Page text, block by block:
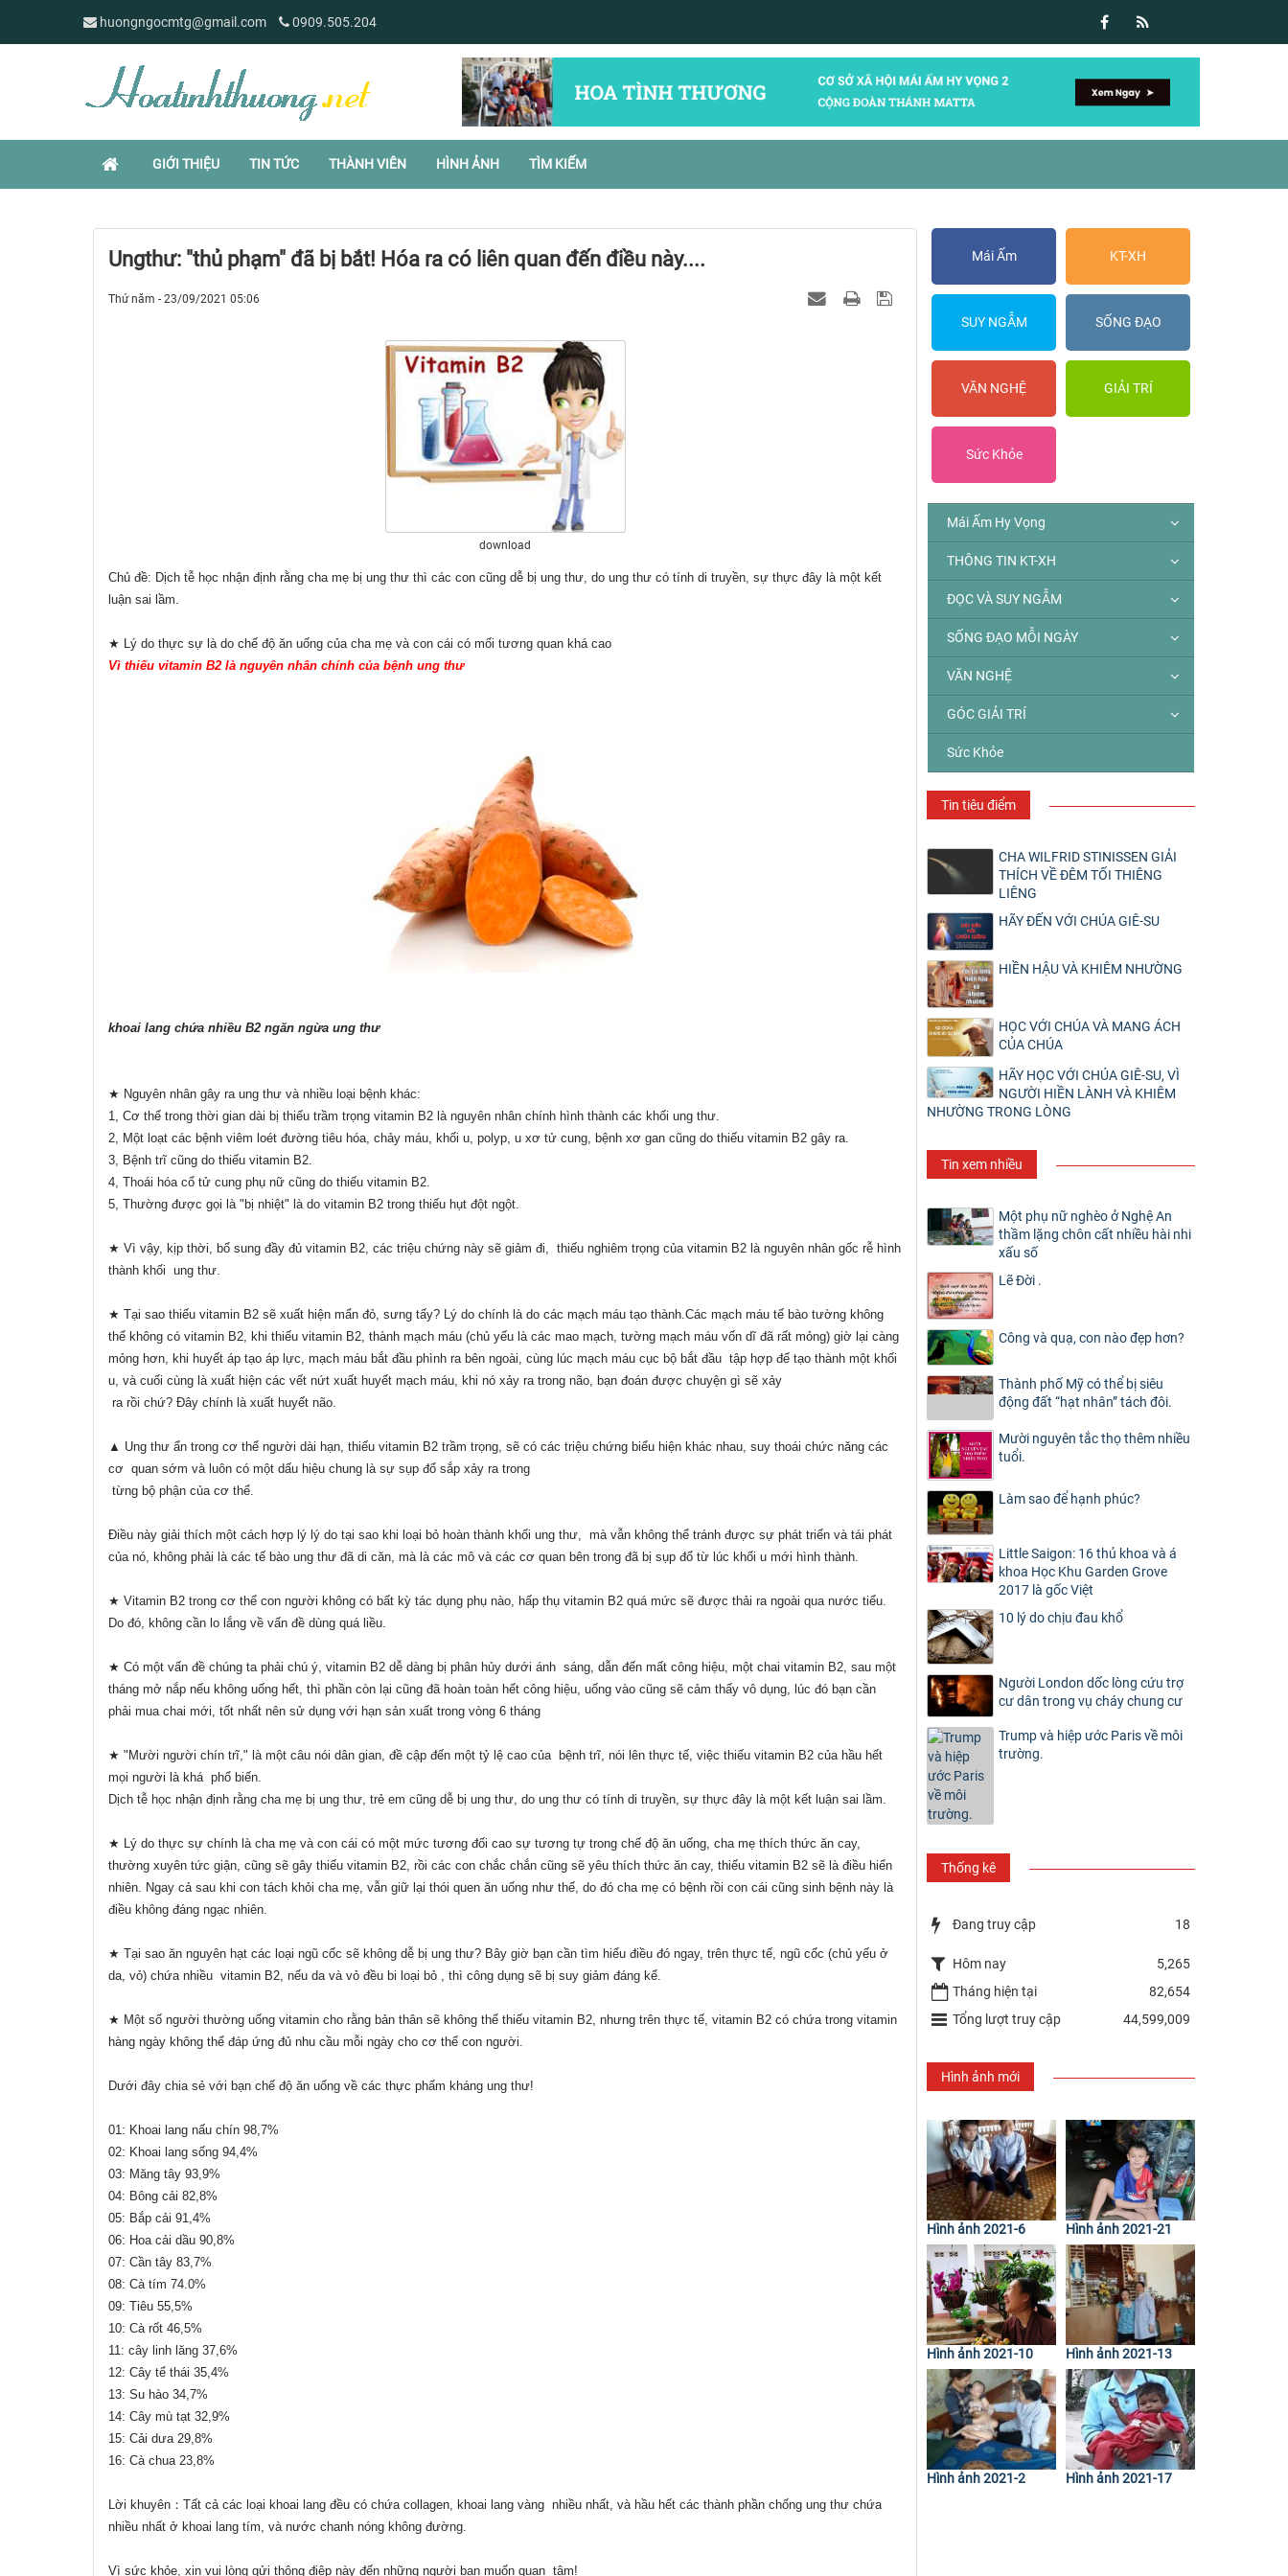
huongngocmtg@gmail.com 0909.505.204
GIỚI THIỆU TIN TỨC THÀNH VIÊN HÌNH ẢNH TÌM KIẾM
Ungthư: "thủ phạm" đã bị bắt! Hóa ra có liên quan đến điều này....
Thứ năm - 23/09/2021 05:06
download
Chủ đề: Dịch tễ học nhận định rằng cha mẹ bị ung thư thì các con cũng dễ bị ung thư, do ung thư có tính di truyền, sự thực đây là một kết
luận sai lầm.
★ Lý do thực sự là do chế độ ăn uống của cha mẹ và con cái có mối tương quan khá cao
Vì thiếu vitamin B2 là nguyên nhân chính của bệnh ung thư
khoai lang chứa nhiều B2 ngăn ngừa ung thư
★ Nguyên nhân gây ra ung thư và nhiều loại bệnh khác:
1, Cơ thể trong thời gian dài bị thiếu trầm trọng vitamin B2 là nguyên nhân chính hình thành các khối ung thư.
2, Một loạt các bệnh viêm loét đường tiêu hóa, chảy máu, khối u, polyp, u xơ tử cung, bệnh xơ gan cũng do thiếu vitamin B2 gây ra.
3, Bệnh trĩ cũng do thiếu vitamin B2.
4, Thoái hóa cổ tử cung phụ nữ cũng do thiếu vitamin B2.
5, Thường được gọi là "bị nhiệt" là do vitamin B2 trong thiếu hụt đột ngột.
★ Vì vậy, kịp thời, bổ sung đầy đủ vitamin B2, các triệu chứng này sẽ giảm đi, thiếu nghiêm trọng của vitamin B2 là nguyên nhân gốc rễ hình
thành khối ung thư.
★ Tại sao thiếu vitamin B2 sẽ xuất hiện mẩn đỏ, sưng tấy? Lý do chính là do các mạch máu tạo thành.Các mạch máu tế bào tường không
thể không có vitamin B2, khi thiếu vitamin B2, thành mạch máu (chủ yếu là các mao mạch, tường mạch máu vốn dĩ đã rất mỏng) giờ lại càng
mỏng hơn, khi huyết áp tạo áp lực, mạch máu bắt đầu phình ra bên ngoài, cùng lúc mạch máu cục bộ bắt đầu tập hợp để tạo thành một khối
u, và cuối cùng là xuất hiện các vết nứt xuất huyết mạch máu, khi nó xảy ra trong não, bạn đoán được chuyện gì sẽ xảy
ra rồi chứ? Đây chính là xuất huyết não.
▲ Ung thư ẩn trong cơ thể người dài hạn, thiếu vitamin B2 trầm trọng, sẽ có các triệu chứng biểu hiện khác nhau, suy thoái chức năng các
cơ quan sớm và luôn có một dấu hiệu chung là sự sụp đổ sắp xảy ra trong
từng bộ phận của cơ thể.
Điều này giải thích một cách hợp lý lý do tại sao khi loại bỏ hoàn thành khối ung thư, mà vẫn không thể tránh được sự phát triển và tái phát
của nó, không phải là các tế bào ung thư đã di căn, mà là các mô và các cơ quan bên trong đã bị sụp đổ từ lúc khối u mới hình thành.
★ Vitamin B2 trong cơ thể con người không có bất kỳ tác dụng phụ nào, hấp thụ vitamin B2 quá mức sẽ được thải ra ngoài qua nước tiểu.
Do đó, không cần lo lắng về vấn đề dùng quá liều.
★ Có một vấn đề chúng ta phải chú ý, vitamin B2 dễ dàng bị phân hủy dưới ánh sáng, dẫn đến mất công hiệu, một chai vitamin B2, sau một
tháng mở nắp nếu không uống hết, thì phần còn lại cũng đã hoàn toàn hết công hiệu, uống vào cũng sẽ cảm thấy vô dụng, lúc đó bạn cần
phải mua chai mới, tốt nhất nên sử dụng với hạn sản xuất trong vòng 6 tháng
★ "Mười người chín trĩ," là một câu nói dân gian, đề cập đến một tỷ lệ cao của bệnh trĩ, nói lên thực tế, việc thiếu vitamin B2 của hầu hết
mọi người là khá phổ biến.
Dịch tễ học nhận định rằng cha mẹ bị ung thư, trẻ em cũng dễ bị ung thư, do ung thư có tính di truyền, sự thực đây là một kết luận sai lầm.
★ Lý do thực sự chính là cha mẹ và con cái có một mức tương đối cao sự tương tự trong chế độ ăn uống, cha mẹ thích thức ăn cay,
thường xuyên tức giận, cũng sẽ gây thiếu vitamin B2, rồi các con chắc chắn cũng sẽ yêu thích thức ăn cay, thiếu vitamin B2 sẽ là điều hiển
nhiên. Ngay cả sau khi con tách khỏi cha mẹ, vẫn giữ lại thói quen ăn uống như thế, do đó cha mẹ có bệnh rồi con cái cũng sinh bệnh này là
điều không đáng ngạc nhiên.
★ Tại sao ăn nguyên hạt các loại ngũ cốc sẽ không dễ bị ung thư? Bây giờ bạn cần tìm hiểu điều đó ngay, trên thực tế, ngũ cốc (chủ yếu ở
da, vỏ) chứa nhiều vitamin B2, nếu da và vỏ đều bi loại bỏ , thì công dụng sẽ bị suy giảm đáng kể.
★ Một số người thường uống vitamin cho rằng bản thân sẽ không thể thiếu vitamin B2, nhưng trên thực tế, vitamin B2 có chứa trong vitamin
hàng ngày không thể đáp ứng đủ nhu cầu mỗi ngày cho cơ thể con người.
Dưới đây chia sẻ với bạn chế độ ăn uống về các thực phẩm kháng ung thư!
01: Khoai lang nấu chín 98,7%
02: Khoai lang sống 94,4%
03: Măng tây 93,9%
04: Bông cải 82,8%
05: Bắp cải 91,4%
06: Hoa cải dầu 90,8%
07: Cần tây 83,7%
08: Cà tím 74.0%
09: Tiêu 55,5%
10: Cà rốt 46,5%
11: cây linh lăng 37,6%
12: Cây tể thái 35,4%
13: Su hào 34,7%
14: Cây mù tạt 32,9%
15: Cải dưa 29,8%
16: Cà chua 23,8%
Lời khuyên：Tất cả các loại khoai lang đều có chứa collagen, khoai lang vàng nhiều nhất, và hầu hết các thành phần chống ung thư chứa
nhiều nhất ở khoai lang tím, và nước chanh nóng không đường.
Vì sức khỏe, xin vui lòng gửi thông điệp này đến những người bạn muốn quan tâm!
Mái Ấm KT-XH
SUY NGẪM SỐNG ĐẠO
VĂN NGHỆ GIẢI TRÍ
Sức Khỏe
Mái Ấm Hy Vọng
THÔNG TIN KT-XH
ĐỌC VÀ SUY NGẪM
SỐNG ĐẠO MỖI NGÀY
VĂN NGHỆ
GÓC GIẢI TRÍ
Sức Khỏe
Tin tiêu điểm
CHA WILFRID STINISSEN GIẢI
THÍCH VỀ ĐÊM TỐI THIÊNG
LIÊNG
HÃY ĐẾN VỚI CHÚA GIÊ-SU
HIỀN HẬU VÀ KHIÊM NHƯỜNG
HỌC VỚI CHÚA VÀ MANG ÁCH
CỦA CHÚA
HÃY HỌC VỚI CHÚA GIÊ-SU, VÌ
NGƯỜI HIỀN LÀNH VÀ KHIÊM
NHƯỜNG TRONG LÒNG
Tin xem nhiều
Một phụ nữ nghèo ở Nghệ An
thầm lặng chôn cất nhiều hài nhi
xấu số
Lẽ Đời .
Công và quạ, con nào đẹp hơn?
Thành phố Mỹ có thể bị siêu
động đất “hạt nhân” tách đôi.
Mười nguyên tắc thọ thêm nhiều
tuổi.
Làm sao để hạnh phúc?
Little Saigon: 16 thủ khoa và á
khoa Học Khu Garden Grove
2017 là gốc Việt
10 lý do chịu đau khổ
Người London dốc lòng cứu trợ
cư dân trong vụ cháy chung cư
Trump và hiệp ước Paris về môi
trường.
Thống kê
Đang truy cập 18
Hôm nay
5,265
Tháng hiện tại
82,654
Tổng lượt truy cập
44,599,009
Hình ảnh mới
Hình ảnh 2021-6 Hình ảnh 2021-21
Hình ảnh 2021-10 Hình ảnh 2021-13
Hình ảnh 2021-2 Hình ảnh 2021-17